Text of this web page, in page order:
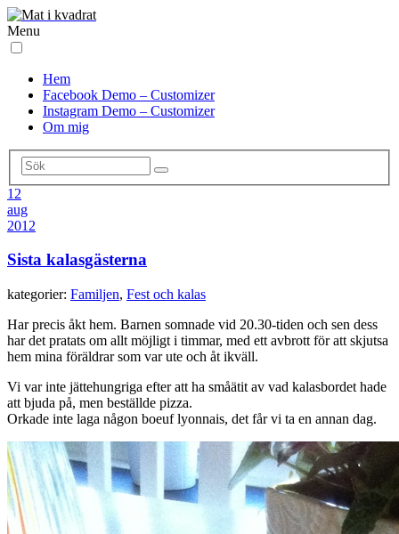
Menu
Hem
Facebook Demo – Customizer
Instagram Demo – Customizer
Om mig
12
aug
2012
Sista kalasgästerna
kategorier: Familjen, Fest och kalas
Har precis åkt hem. Barnen somnade vid 20.30-tiden och sen dess
har det pratats om allt möjligt i timmar, med ett avbrott för att skjutsa
hem mina föräldrar som var ute och åt ikväll.
Vi var inte jättehungriga efter att ha småätit av vad kalasbordet hade
att bjuda på, men beställde pizza.
Orkade inte laga någon boeuf lyonnais, det får vi ta en annan dag.